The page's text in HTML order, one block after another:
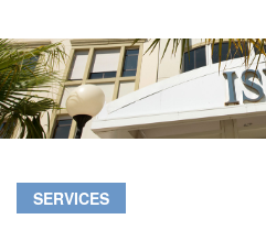
SERVICES